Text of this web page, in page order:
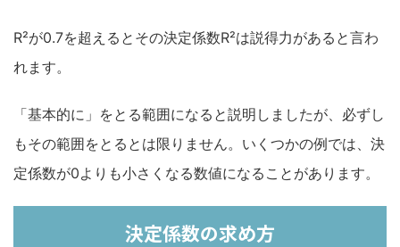
R²が0.7を超えるとその決定係数R²は説得力があると言わ
れます。
「基本的に」をとる範囲になると説明しましたが、必ずし
もその範囲をとるとは限りません。いくつかの例では、決
定係数が0よりも小さくなる数値になることがあります。
決定係数の求め方